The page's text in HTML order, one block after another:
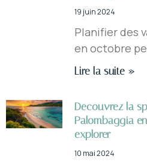
19 juin 2024
Planifier des
en octobre
Lire la suite »
Decouvrez la
Palombaggia
explorer
10 mai 2024